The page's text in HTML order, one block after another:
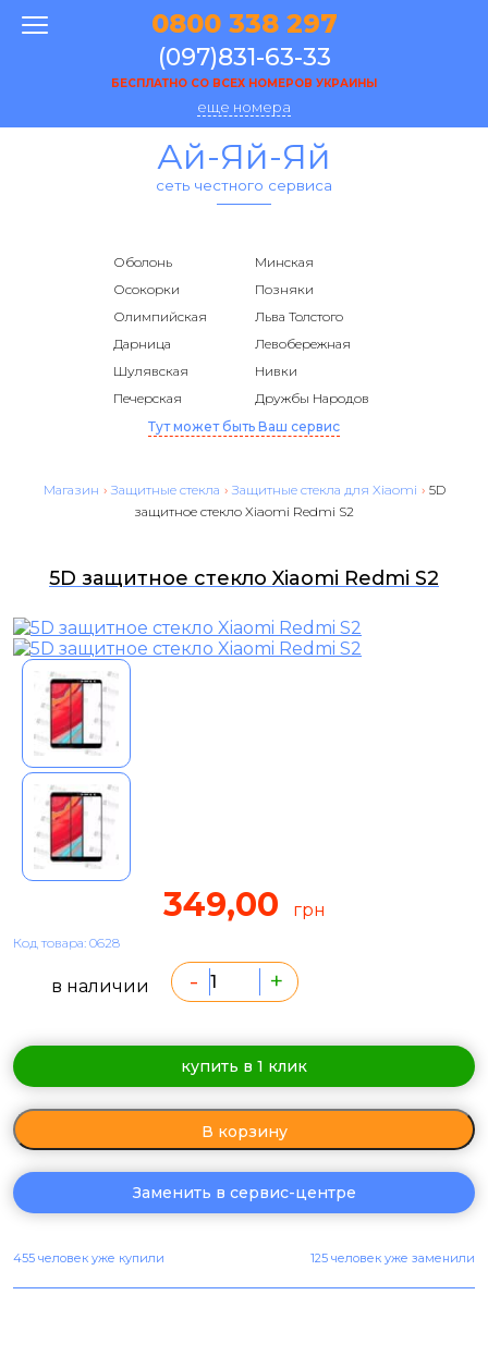
0800 338 297
(097)831-63-33
БЕСПЛАТНО СО ВСЕХ НОМЕРОВ УКРАИНЫ
еще номера
Ай-Яй-Яй
сеть честного сервиса
Оболонь
Минская
Осокорки
Позняки
Олимпийская
Льва Толстого
Дарница
Левобережная
Шулявская
Нивки
Печерская
Дружбы Народов
Тут может быть Ваш сервис
Магазин › Защитные стекла › Защитные стекла для Xiaomi › 5D
защитное стекло Xiaomi Redmi S2
5D защитное стекло Xiaomi Redmi S2
349,00 грн
Код товара: 0628
в наличии - +
купить в 1 клик
В корзину
Заменить в сервис-центре
455 человек уже купили 125 человек уже заменили